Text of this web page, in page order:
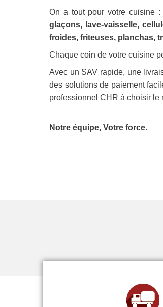
On a tout pour votre cuisine
glaçons, lave-vaisselle,
froides, friteuses, planchas,
Chaque coin de votre cuisine
Avec un SAV rapide, une
des solutions de paiement
professionnel CHR à choisir le
Notre équipe, Votre force.